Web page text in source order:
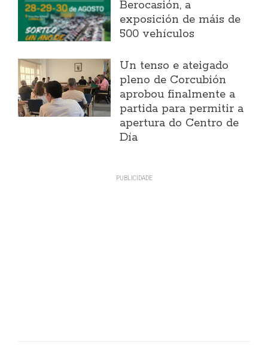
Berocasión, a
exposición de máis de
500 vehículos
Un tenso e ateigado
pleno de Corcubión
aprobou finalmente a
partida para permitir a
apertura do Centro de
Día